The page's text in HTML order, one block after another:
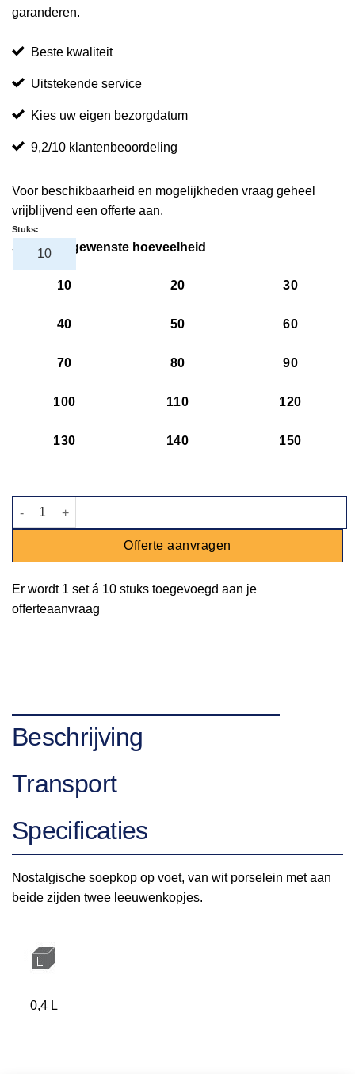
garanderen.
Beste kwaliteit
Uitstekende service
Kies uw eigen bezorgdatum
9,2/10 klantenbeoordeling
Voor beschikbaarheid en mogelijkheden vraag geheel
vrijblijvend een offerte aan.
Selecteer gewenste hoeveelheid
10 20 30
40 50 60
70 80 90
100 110 120
130 140 150
Stuks:
Soepkop Leeuwekop aantal
Offerte aanvragen
Er wordt 1 setá 10 stuks toegevoegd aan je
offerteaanvraag
Beschrijving
Transport
Specificaties
Nostalgische soepkop op voet, van wit porselein met aan
beide zijden twee leeuwenkopjes.
0,4 L